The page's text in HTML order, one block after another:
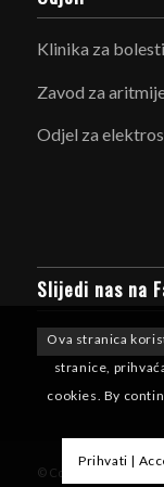
Klinika za
Zavod za
Odjel za
Slijedi nas na
© Copyright - Aritmije
Ova stranica
stranice,
cookies. By
Prihvati |